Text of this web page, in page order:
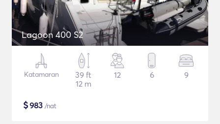
Lagoon 400 S2
Katamaran
39 ft
12 m
12 6 9
$983 /nat